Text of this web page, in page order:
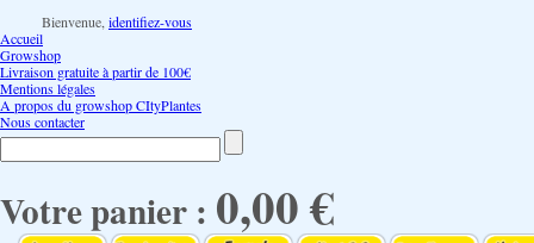
Bienvenue, identifiez-vous
Accueil
Growshop
Livraison gratuite à partir de 100€
Mentions légales
A propos du growshop CItyPlantes
Nous contacter
Votre panier : 0,00 €